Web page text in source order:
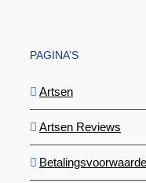
PAGINA’S
Artsen
Artsen Reviews